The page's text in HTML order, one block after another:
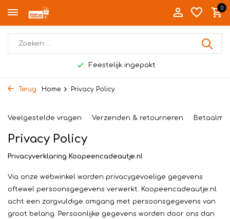
0
Feestelijk ingepakt
Terug Home Privacy Policy
Veelgestelde vragen Verzenden & retourneren
Privacy Policy
Privacyverklaring Koopeencadeautje.nl
Via onze webwinkel worden privacygevoelige gegevens
oftewel persoonsgegevens verwerkt. Koopeencadeautje.nl
acht een zorgvuldige omgang met persoonsgegevens van
groot belang. Persoonlijke gegevens worden door ons dan